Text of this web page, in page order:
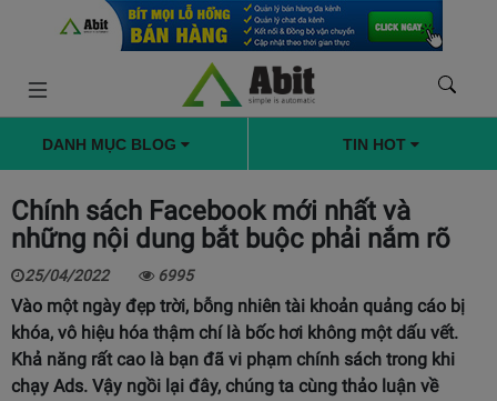
DANH MỤC BLOG TIN HOT
Chính sách Facebook mới nhất và
những nội dung bắt buộc phải nắm rõ
25/04/2022 6995
Vào một ngày đẹp trời, bỗng nhiên tài khoản quảng cáo bị
khóa, vô hiệu hóa thậm chí là bốc hơi không một dấu vết.
Khả năng rất cao là bạn đã vi phạm chính sách trong khi
chạy Ads. Vậy ngồi lại đây, chúng ta cùng thảo luận về